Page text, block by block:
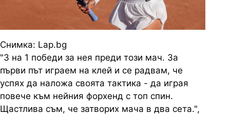
Снимка: Lap.bg
"3 на 1 победи за нея преди този мач. За
първи път играем на клей и се радвам, че
успях да наложа своята тактика - да играя
повече към нейния форхенд с топ спин.
Щастлива съм, че затворих мача в два сета.",